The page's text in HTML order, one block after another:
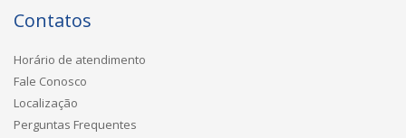
Contatos
Horário de atendimento
Fale Conosco
Localização
Perguntas Frequentes